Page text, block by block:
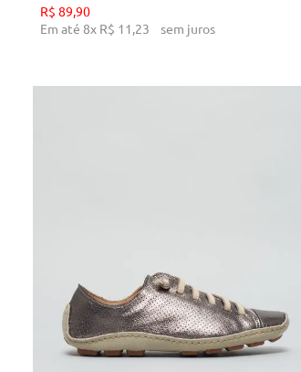
R$ 89,90
Em até 8x R$ 11 ,23 sem juros